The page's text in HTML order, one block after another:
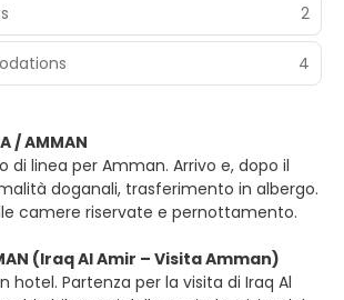
2
4
/ AMMAN
di linea per Amman. Arrivo e, dopo il
doganali, trasferimento in albergo.
camere riservate e pernottamento.
(Iraq Al Amir – Visita Amman)
hotel. Partenza per la visita di Iraq Al